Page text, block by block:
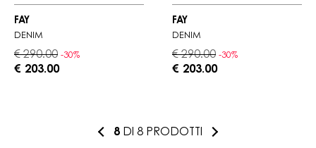
FAY
DENIM
€ 290.00 -30%
€ 203.00
FAY
DENIM
€ 290.00 -30%
€ 203.00
8 DI 8 PRODOTTI